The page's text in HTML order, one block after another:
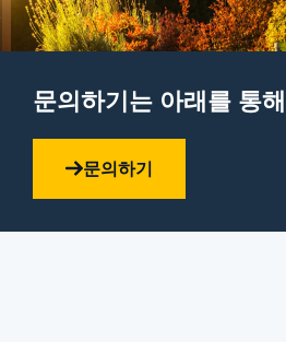
문의하기는 아래를 통
문의하기